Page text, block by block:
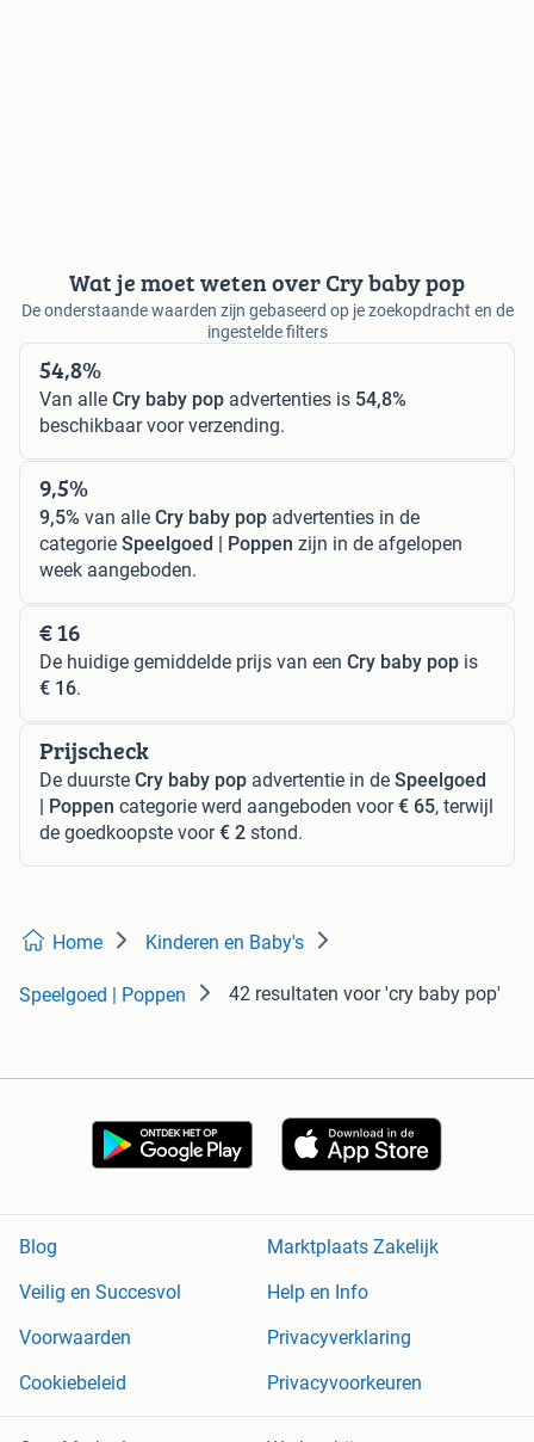
Wat je moet weten over Cry baby pop
De onderstaande waarden zijn gebaseerd op je zoekopdracht en de
ingestelde filters
54,8%
Van alle Cry baby pop advertenties is 54,8%
beschikbaar voor verzending.
9,5%
9,5% van alle Cry baby pop advertenties in de
categorie Speelgoed | Poppen zijn in de afgelopen
week aangeboden.
€ 16
De huidige gemiddelde prijs van een Cry baby pop is
€ 16.
Prijscheck
De duurste Cry baby pop advertentie in de Speelgoed
| Poppen categorie werd aangeboden voor€ 65, terwijl
de goedkoopste voor€ 2 stond.
Home Kinderen en Baby's
Speelgoed | Poppen 42 resultaten voor 'cry baby pop'
Blog
Marktplaats Zakelijk
Veilig en Succesvol
Help en Info
Voorwaarden
Privacyverklaring
Cookiebeleid
Privacyvoorkeuren